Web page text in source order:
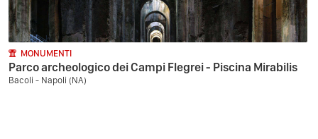
MONUMENTI
Parco archeologico dei Campi Flegrei - Piscina Mirabilis
Bacoli - Napoli (NA)